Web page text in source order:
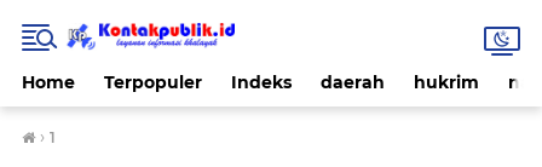
Home Terpopuler Indeks daerah hukrim
› 1